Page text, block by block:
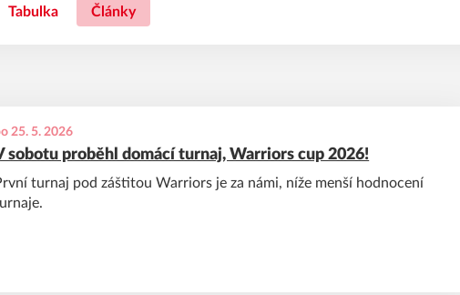
Tabulka Články
25. 5. 2026
sobotu proběhl domácí turnaj, Warriors cup 2026!
turnaj pod záštitou Warriors je za námi, níže menší hodnocení